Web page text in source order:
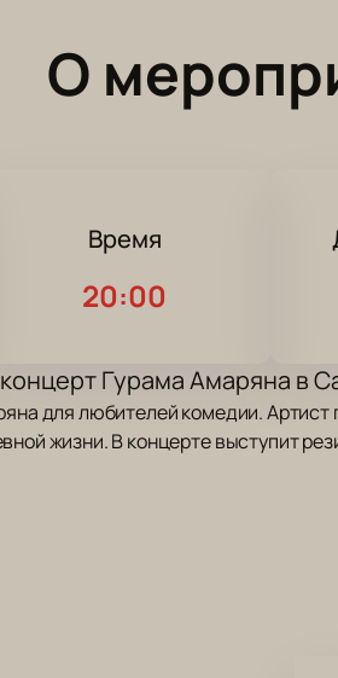
О
Время
20:00
Гурама Амаряна в
для любителей комедии.
жизни. В концерте выступит
года по адресу: Санкт-